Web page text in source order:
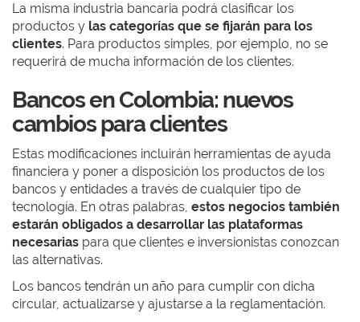
La misma industria bancaria podrá clasificar los
productos y las categorías que se fijarán para los
clientes. Para productos simples, por ejemplo, no se
requerirá de mucha información de los clientes.
Bancos en Colombia: nuevos
cambios para clientes
Estas modificaciones incluirán herramientas de ayuda
financiera y poner a disposición los productos de los
bancos y entidades a través de cualquier tipo de
tecnología. En otras palabras, estos negocios también
estarán obligados a desarrollar las plataformas
necesarias para que clientes e inversionistas conozcan
las alternativas.
Los bancos tendrán un año para cumplir con dicha
circular, actualizarse y ajustarse a la reglamentación.